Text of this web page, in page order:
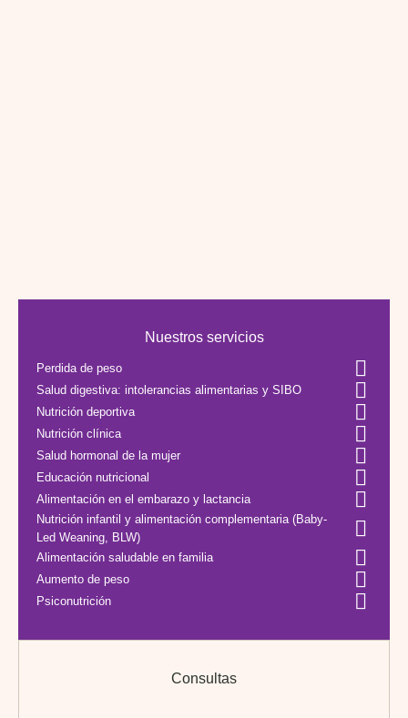
Nuestros servicios
Perdida de peso
Salud digestiva: intolerancias alimentarias y SIBO
Nutrición deportiva
Nutrición clínica
Salud hormonal de la mujer
Educación nutricional
Alimentación en el embarazo y lactancia
Nutrición infantil y alimentación complementaria (Baby-
Led Weaning, BLW)
Alimentación saludable en familia
Aumento de peso
Psiconutrición
Consultas